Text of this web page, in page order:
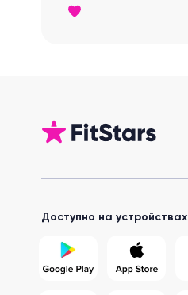
Доступно на устройствах